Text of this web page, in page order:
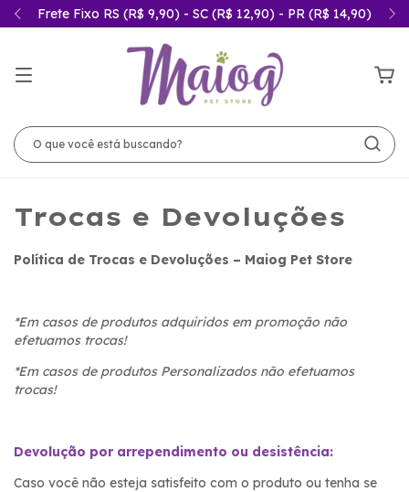
Frete Fixo RS (R$ 9,90) - SC (R$ 12,90) - PR (R$ 14,90)
Trocas e Devoluções
Política de Trocas e Devoluções – Maiog Pet Store
*Em casos de produtos adquiridos em promoção não
efetuamos trocas!
*Em casos de produtos Personalizados não efetuamos
trocas!
Devolução por arrependimento ou desistência:
Caso você não esteja satisfeito com o produto ou tenha se